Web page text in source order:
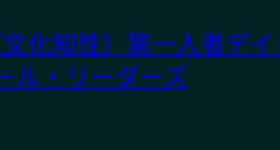
文化知性）第一人者デ
ル・リーダーズ